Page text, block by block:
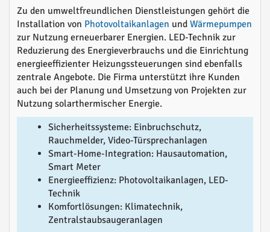
Zu den umweltfreundlichen Dienstleistungen gehört die
Installation von Photovoltaikanlagen und Wärmepumpen
zur Nutzung erneuerbarer Energien. LED-Technik zur
Reduzierung des Energieverbrauchs und die Einrichtung
energieeffizienter Heizungssteuerungen sind ebenfalls
zentrale Angebote. Die Firma unterstützt ihre Kunden
auch bei der Planung und Umsetzung von Projekten zur
Nutzung solarthermischer Energie.
Sicherheitssysteme: Einbruchschutz,
Rauchmelder, Video-Türsprechanlagen
Smart-Home-Integration: Hausautomation,
Smart Meter
Energieeffizienz: Photovoltaikanlagen, LED-
Technik
Komfortlösungen: Klimatechnik,
Zentralstaubsaugeranlagen